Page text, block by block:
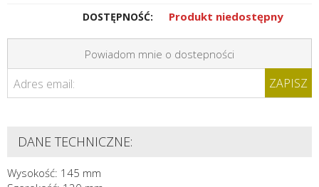
DOSTĘPNOŚĆ: Produkt niedostępny
Powiadom mnie o dostepności
Adres email: ZAPISZ
DANE TECHNICZNE:
Wysokość: 145 mm